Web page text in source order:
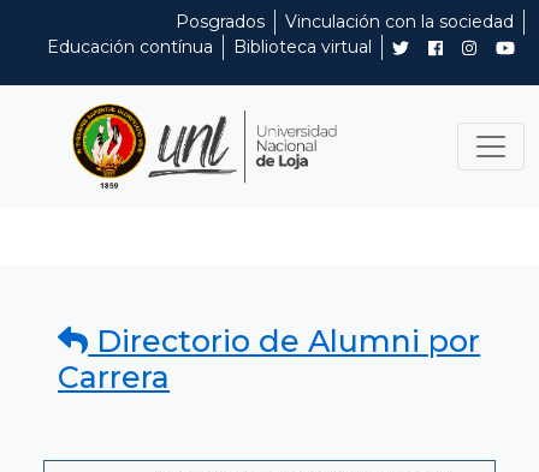
Posgrados
Vinculación con la sociedad
Educación contínua
Biblioteca virtual
Directorio de Alumni por
Carrera